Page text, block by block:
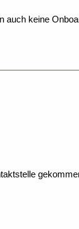
keine